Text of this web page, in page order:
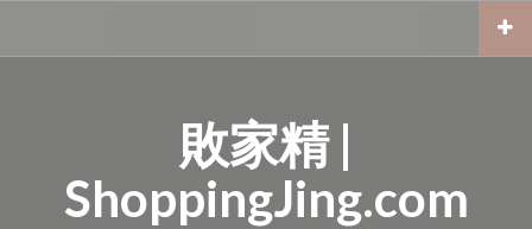
敗家精 |
ShoppingJing.com